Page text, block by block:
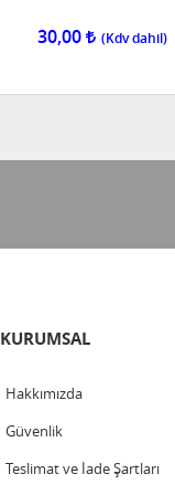
30,00
KURUMSAL
Hakkımızda
Güvenlik
Teslimat ve İade Şartları